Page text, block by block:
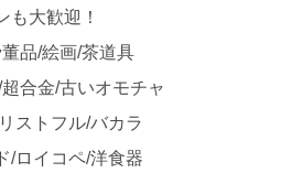
も大歓迎！
品/絵画/茶道具
合金/古いオモチャ
ストフル/バカラ
/ロイコペ/洋食器